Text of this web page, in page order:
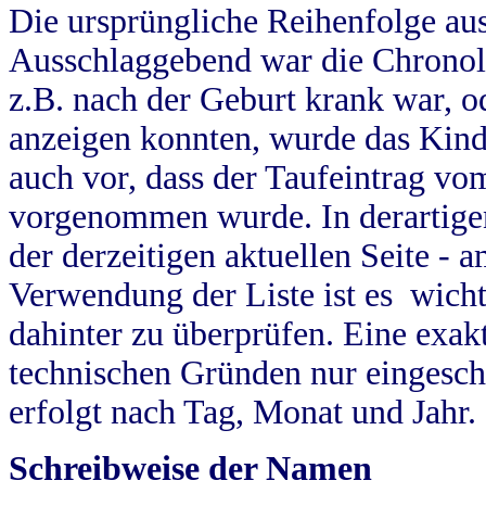
Die ursprüngliche Reihenfolge
Ausschlaggebend war die
z.B. nach der Geburt krank war,
anzeigen konnten, wurde das
auch vor, dass der Taufeintrag
vorgenommen wurde. In
der derzeitigen aktuellen Seite -
Verwendung der Liste ist es
dahinter zu überprüfen. Eine
technischen Gründen nur
erfolgt nach Tag, Monat und Jahr.
Schreibweise der Namen